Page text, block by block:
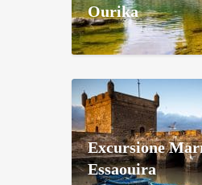
Ourika
Excursione
Essaouira